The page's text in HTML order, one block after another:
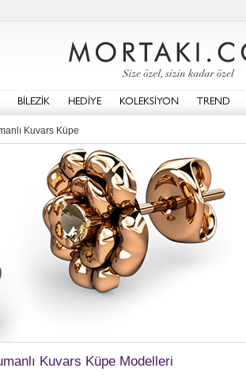
BİLEZİK HEDİYE KOLEKSİYON TREND
Kuvars Küpe
Kuvars Küpe Modelleri